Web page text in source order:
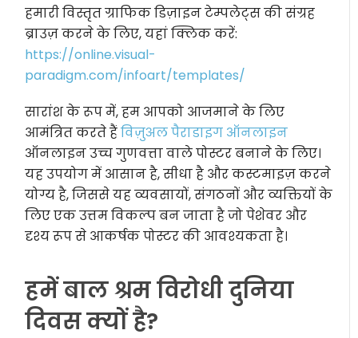
हमारी विस्तृत ग्राफिक डिज़ाइन टेम्पलेट्स की संग्रह
ब्राउज़ करने के लिए, यहां क्लिक करें:
https://online.visual-
paradigm.com/infoart/templates/
सारांश के रूप में, हम आपको आजमाने के लिए
आमंत्रित करते हैंविज़ुअल पैराडाइग ऑनलाइन
ऑनलाइन उच्च गुणवत्ता वाले पोस्टर बनाने के लिए।
यह उपयोग में आसान है, सीधा है और कस्टमाइज़ करने
योग्य है, जिससे यह व्यवसायों, संगठनों और व्यक्तियों के
लिए एक उत्तम विकल्प बन जाता है जो पेशेवर और
दृश्य रूप से आकर्षक पोस्टर की आवश्यकता है।
हमें बाल श्रम विरोधी दुनिया
दिवस क्यों है?